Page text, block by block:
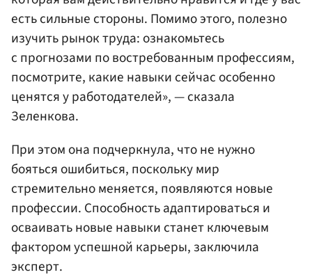
есть сильные стороны. Помимо этого, полезно
изучить рынок труда: ознакомьтесь
с прогнозами по востребованным профессиям,
посмотрите, какие навыки сейчас особенно
ценятся у работодателей», — сказала
Зеленкова.
При этом она подчеркнула, что не нужно
бояться ошибиться, поскольку мир
стремительно меняется, появляются новые
профессии. Способность адаптироваться и
осваивать новые навыки станет ключевым
фактором успешной карьеры, заключила
эксперт.